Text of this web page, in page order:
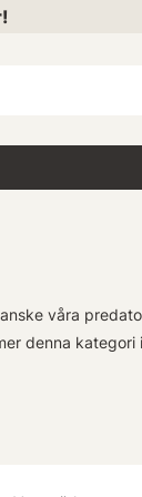
våra
denna
&